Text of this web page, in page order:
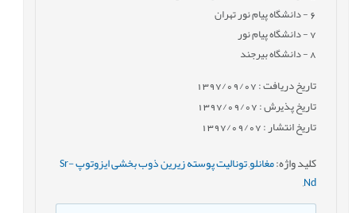
6- دانشگاه پیام نور تهران
7- دانشگاه پیام نور
8- دانشگاه بیرجند
تاریخ دریافت : 1397/09/07
تاریخ پذیرش : 1397/09/07
تاریخ انتشار : 1397/09/07
کلید واژه:مغانلو,
تونالیت پوسته زیرین ذوب بخشی ایزوتوپ Sr-
Nd
,